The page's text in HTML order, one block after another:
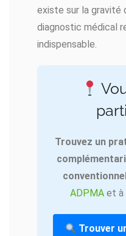
existe sur la gravité
diagnostic médical
indispensable.
Trouvez un
ADPMA et à
Trouver